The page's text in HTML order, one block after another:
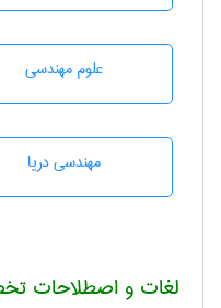
علوم مهندسی
مهندسی دریا
لغات و اصطلاحات